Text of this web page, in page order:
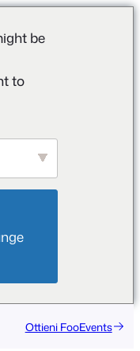
be
to
Ottieni FooEvents